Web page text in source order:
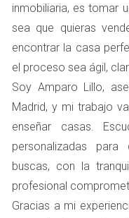
Reducción de
herencia, las
tratamiento
existen
sobre Sucesiones
ciertos requisitos.
Control
donante
destino del bien,
conflictos
Beneficios
fortalecer los
beneficiarios
fallecimiento del
inmobiliaria, es tomar
sea que quieras
encontrar la casa
el proceso sea ágil,
Soy Amparo Lillo,
Madrid, y mi trabajo
enseñar casas.
personalizadas
buscas, con la
profesional
Gracias a mi